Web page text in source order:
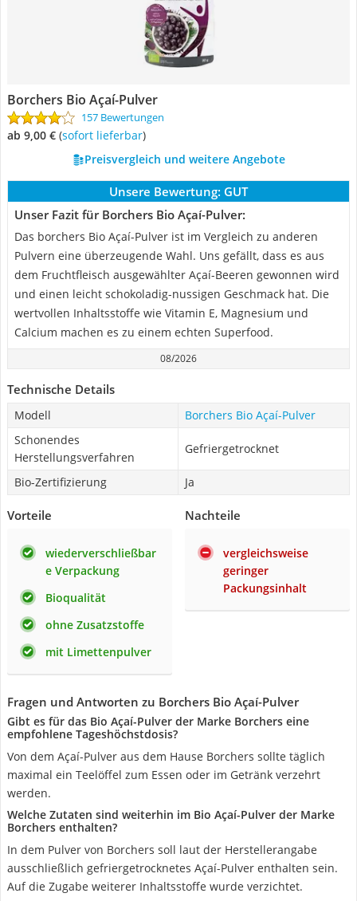
Borchers Bio Açaí-Pulver
157 Bewertungen
ab 9,00 € ( Sofort lieferbar)
Preisvergleich und weitere Angebote
Unsere Bewertung: GUT
Unser Fazit für Borchers Bio Açaí-Pulver:
Das borchers Bio Açaí-Pulver ist im Vergleich zu anderen
Pulvern eine überzeugende Wahl. Uns gefällt, dass es aus
dem Fruchtfleisch ausgewählter Açaí-Beeren gewonnen wird
und einen leicht schokoladig-nussigen Geschmack hat. Die
wertvollen Inhaltsstoffe wie Vitamin E, Magnesium und
Calcium machen es zu einem echten Superfood.
08/2026
Technische Details
Modell
Borchers Bio Açaí-Pulver
Schonendes
Herstellungsverfahren
Gefriergetrocknet
Bio-Zertifizierung Ja
Vorteile
wiederverschließbar
e Verpackung
Bioqualität
ohne Zusatzstoffe
mit Limettenpulver
Nachteile
vergleichsweise
geringer
Packungsinhalt
Fragen und Antworten zu Borchers Bio Açaí-Pulver
Gibt es für das Bio Açaí-Pulver der Marke Borchers eine
empfohlene Tageshöchstdosis?
Von dem Açaí-Pulver aus dem Hause Borchers sollte täglich
maximal ein Teelöffel zum Essen oder im Getränk verzehrt
werden.
Welche Zutaten sind weiterhin im Bio Açaí-Pulver der Marke
Borchers enthalten?
In dem Pulver von Borchers soll laut der Herstellerangabe
ausschließlich gefriergetrocknetes Açaí-Pulver enthalten sein.
Auf die Zugabe weiterer Inhaltsstoffe wurde verzichtet.